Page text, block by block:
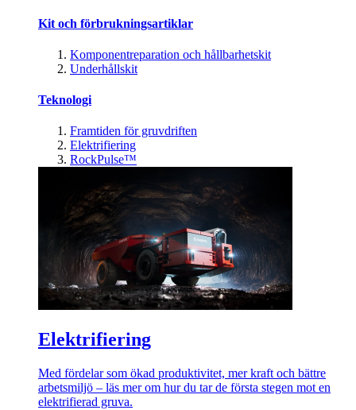
Kit och förbrukningsartiklar
Komponentreparation och hållbarhetskit
Underhållskit
Teknologi
Framtiden för gruvdriften
Elektrifiering
RockPulse™
Elektrifiering
Med fördelar som ökad produktivitet, mer kraft och bättre
arbetsmiljö – läs mer om hur du tar de första stegen mot en
elektrifierad gruva.